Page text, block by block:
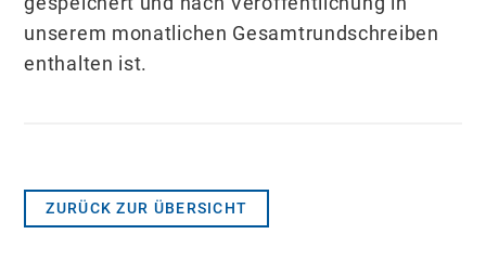
unserem monatlichen Gesamtrundschreiben
enthalten ist.
ZURÜCK ZUR ÜBERSICHT